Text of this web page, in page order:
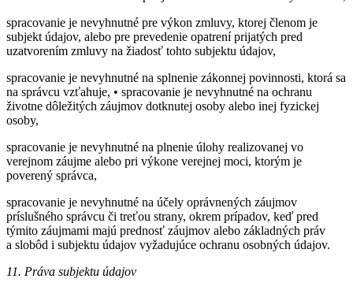
spracovanie je nevyhnutné pre výkon zmluvy, ktorej členom je
subjekt údajov, alebo pre prevedenie opatrení prijatých pred
uzatvorením zmluvy na žiadosť tohto subjektu údajov,
spracovanie je nevyhnutné na splnenie zákonnej povinnosti, ktorá sa
na správcu vzťahuje, • spracovanie je nevyhnutné na ochranu
životne dôležitých záujmov dotknutej osoby alebo inej fyzickej
osoby,
spracovanie je nevyhnutné na plnenie úlohy realizovanej vo
verejnom záujme alebo pri výkone verejnej moci, ktorým je
poverený správca,
spracovanie je nevyhnutné na účely oprávnených záujmov
príslušného správcu či treťou strany, okrem prípadov, keď pred
týmito záujmami majú prednosť záujmov alebo základných práv
a slobôd i subjektu údajov vyžadujúce ochranu osobných údajov.
11. Práva subjektu údajov